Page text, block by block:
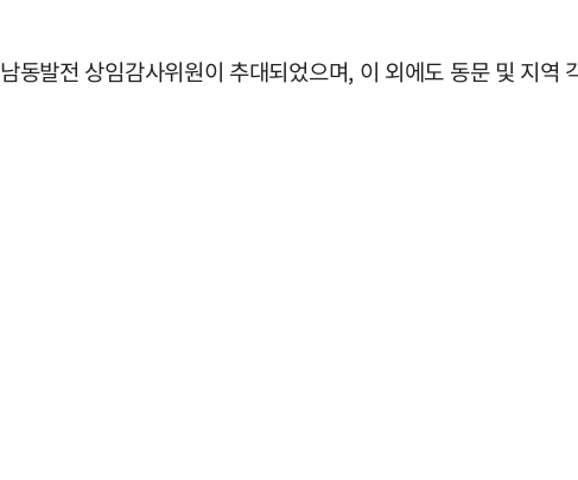
동발전 상임감사위원이 추대되었으며, 이 외에도 동문 및 지